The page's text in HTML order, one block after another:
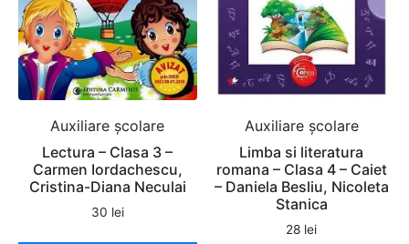
Auxiliare şcolare
Lectura – Clasa 3 –
Carmen Iordachescu,
Cristina-Diana Neculai
30 lei
Auxiliare şcolare
Limba si literatura
romana – Clasa 4 – Caiet
– Daniela Besliu, Nicoleta
Stanica
28 lei